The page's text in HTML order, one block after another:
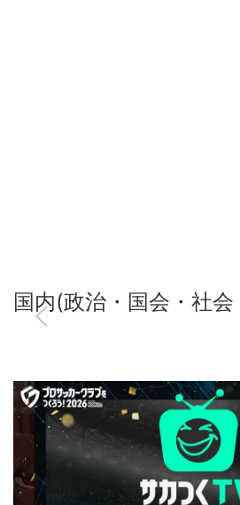
国内(政治・国会・社会